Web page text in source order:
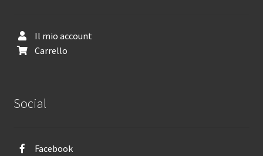
Il mio account
Carrello
Social
Facebook